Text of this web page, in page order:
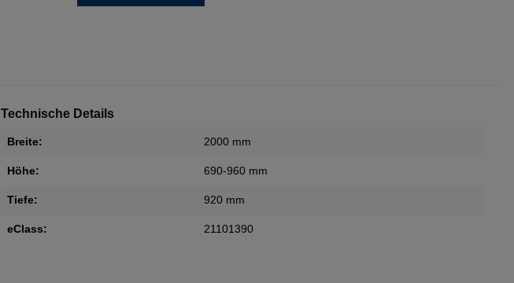
Technische Details
Breite: 2000 mm
Höhe: 690-960 mm
Tiefe: 920 mm
eClass: 21101390